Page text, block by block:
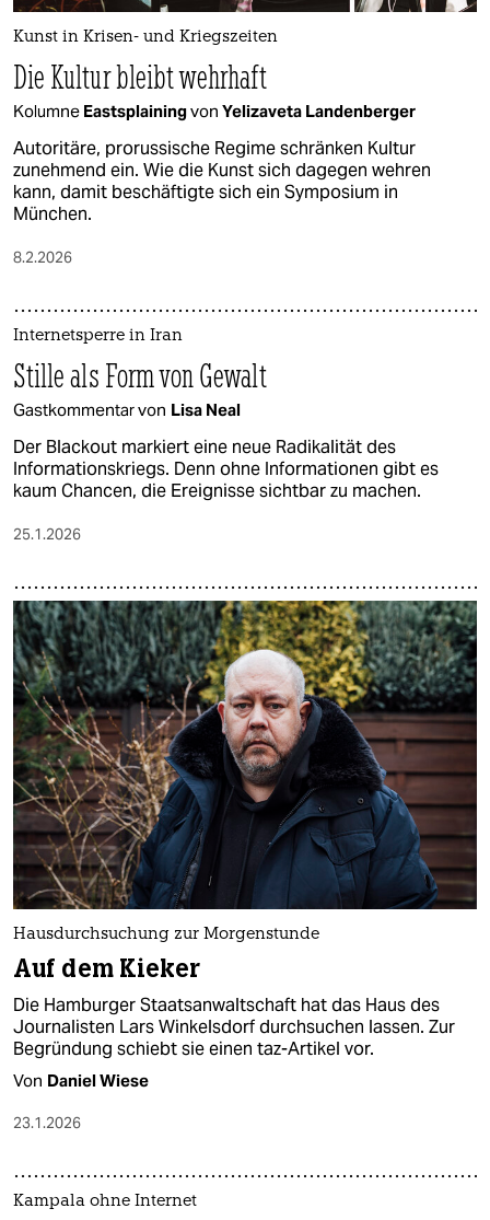
Kunst in Krisen- und Kriegszeiten
Die Kultur bleibt wehrhaft
Kolumne Eastsplainingvon Yelizaveta Landenberger
Autoritäre, prorussische Regime schränken Kultur
zunehmend ein. Wie die Kunst sich dagegen wehren
kann, damit beschäftigte sich ein Symposium in
München.
8.2.2026
Internetsperre in Iran
Stille als Form von Gewalt
Gastkommentar von Lisa Neal
Der Blackout markiert eine neue Radikalität des
Informationskriegs. Denn ohne Informationen gibt es
kaum Chancen, die Ereignisse sichtbar zu machen.
25.1.2026
Hausdurchsuchung zur Morgenstunde
Auf dem Kieker
Die Hamburger Staatsanwaltschaft hat das Haus des
Journalisten Lars Winkelsdorf durchsuchen lassen. Zur
Begründung schiebt sie einen taz-Artikel vor.
Von Daniel Wiese
23.1.2026
Kampala ohne Internet